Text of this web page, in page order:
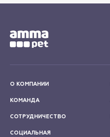
О КОМПАНИИ
КОМАНДА
СОТРУДНИЧЕСТВО
СОЦИАЛЬНАЯ